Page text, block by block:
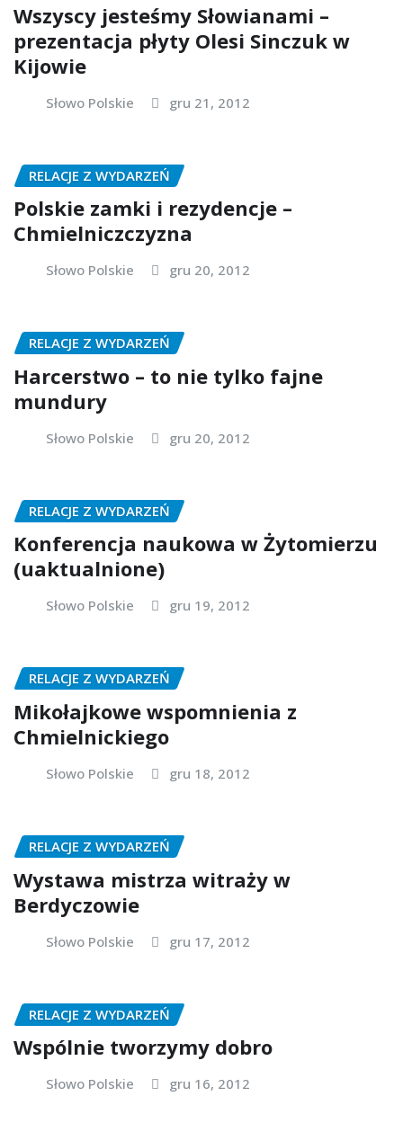
Wszyscy jesteśmy Słowianami –
prezentacja płyty Olesi Sinczuk w
Kijowie
Słowo Polskie gru 21, 2012
RELACJE Z WYDARZEŃ
Polskie zamki i rezydencje –
Chmielniczczyzna
Słowo Polskie gru 20, 2012
RELACJE Z WYDARZEŃ
Harcerstwo – to nie tylko fajne
mundury
Słowo Polskie gru 20, 2012
RELACJE Z WYDARZEŃ
Konferencja naukowa w Żytomierzu
(uaktualnione)
Słowo Polskie gru 19, 2012
RELACJE Z WYDARZEŃ
Mikołajkowe wspomnienia z
Chmielnickiego
Słowo Polskie gru 18, 2012
RELACJE Z WYDARZEŃ
Wystawa mistrza witraży w
Berdyczowie
Słowo Polskie gru 17, 2012
RELACJE Z WYDARZEŃ
Wspólnie tworzymy dobro
Słowo Polskie gru 16, 2012